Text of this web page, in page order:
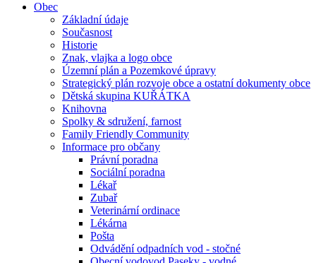
Obec
Základní údaje
Současnost
Historie
Znak, vlajka a logo obce
Územní plán a Pozemkové úpravy
Strategický plán rozvoje obce a ostatní dokumenty obce
Dětská skupina KUŘÁTKA
Knihovna
Spolky & sdružení, farnost
Family Friendly Community
Informace pro občany
Právní poradna
Sociální poradna
Lékař
Zubař
Veterinární ordinace
Lékárna
Pošta
Odvádění odpadních vod - stočné